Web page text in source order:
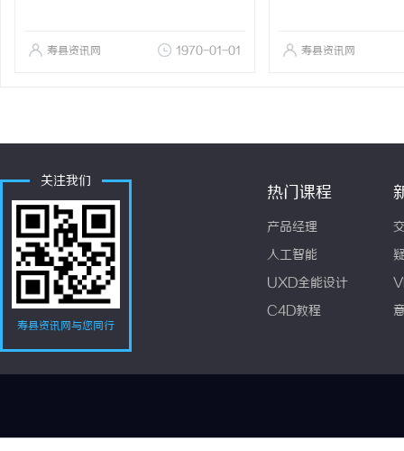
寿县资讯网 1970-01-01 寿县资讯网
关注我们
寿县资讯网与您同行
热门课程
产品经理
人工智能
UXD全能设计
C4D教程